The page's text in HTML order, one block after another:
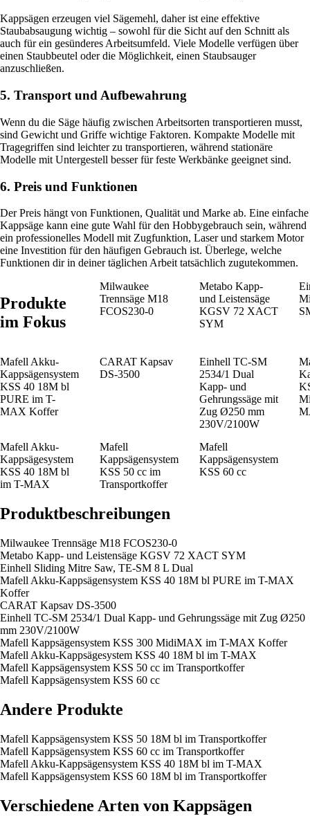
Kappsägen erzeugen viel Sägemehl, daher ist eine effektive
Staubabsaugung wichtig – sowohl für die Sicht auf den Schnitt als
auch für ein gesünderes Arbeitsumfeld. Viele Modelle verfügen über
einen Staubbeutel oder die Möglichkeit, einen Staubsauger
anzuschließen.
5. Transport und Aufbewahrung
Wenn du die Säge häufig zwischen Arbeitsorten transportieren musst,
sind Gewicht und Griffe wichtige Faktoren. Kompakte Modelle mit
Tragegriffen sind leichter zu transportieren, während stationäre
Modelle mit Untergestell besser für feste Werkbänke geeignet sind.
6. Preis und Funktionen
Der Preis hängt von Funktionen, Qualität und Marke ab. Eine einfache
Kappsäge kann eine gute Wahl für den Hobbygebrauch sein, während
ein professionelles Modell mit Zugfunktion, Laser und starkem Motor
eine Investition für den häufigen Gebrauch ist. Überlege, welche
Funktionen dir in deiner täglichen Arbeit tatsächlich zugutekommen.
Produkte
im Fokus
Milwaukee
Trennsäge M18
FCOS230-0
Metabo Kapp-
und Leisten­säge
KGSV 72 XACT
SYM
Mafell Akku-
Kappsägensystem
KSS 40 18M bl
PURE im T-
MAX Koffer
CARAT Kapsav
DS-3500
Einhell TC-SM
2534/1 Dual
Kapp- und
Gehrungssäge mit
Zug Ø250 mm
230V/2100W
Mafell Akku-
Kappsägesystem
KSS 40 18M bl
im T-MAX
Mafell
Kappsägensystem
KSS 50 cc im
Transportkoffer
Mafell
Kappsägensystem
KSS 60 cc
Produktbeschreibungen
Milwaukee Trennsäge M18 FCOS230-0
Metabo Kapp- und Leisten­säge KGSV 72 XACT SYM
Einhell Sliding Mitre Saw, TE-SM 8 L Dual
Mafell Akku-Kappsägensystem KSS 40 18M bl PURE im T-MAX
Koffer
CARAT Kapsav DS-3500
Einhell TC-SM 2534/1 Dual Kapp- und Gehrungssäge mit Zug Ø250
mm 230V/2100W
Mafell Kappsägensystem KSS 300 MidiMAX im T-MAX Koffer
Mafell Akku-Kappsägesystem KSS 40 18M bl im T-MAX
Mafell Kappsägensystem KSS 50 cc im Transportkoffer
Mafell Kappsägensystem KSS 60 cc
Andere Produkte
Mafell Kappsägensystem KSS 50 18M bl im Transportkoffer
Mafell Kappsägensystem KSS 60 cc im Transportkoffer
Mafell Akku-Kappsägensystem KSS 40 18M bl im T-MAX
Mafell Kappsägensystem KSS 60 18M bl im Transportkoffer
Verschiedene Arten von Kappsägen